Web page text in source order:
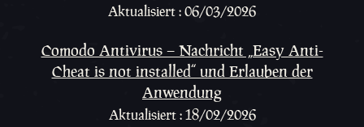
Aktualisiert : 06/03/2026
Comodo Antivirus – Nachricht „Easy Anti-
Cheat is not installed“ und Erlauben der
Anwendung
Aktualisiert : 18/02/2026